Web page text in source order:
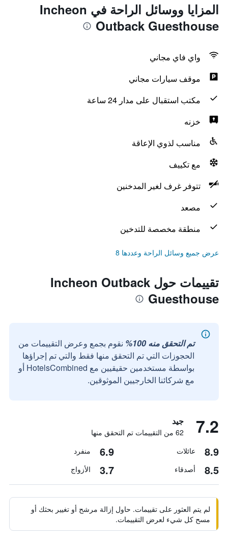
المزايا ووسائل الراحة في Incheon
Outback Guesthouse
واي فاي مجاني
موقف سيارات مجاني
مكتب استقبال على مدار 24 ساعة
خزنه
مناسب لذوي الإعاقة
مع تكييف
تتوفر غرف لغير المدخنين
مصعد
منطقة مخصصة للتدخين
عرض جميع وسائل الراحة وعددها 8
تقييمات حول Incheon Outback
Guesthouse
تم التحقق منه 100%
نقوم بجمع وعرض التقييمات من
الحجوزات التي تم التحقق منها فقط والتي تم إجراؤها
بواسطة مستخدمين حقيقيين مع HotelsCombined أو
مع شركائنا الخارجيين الموثوقين.
7.2 جيد
62 من التقييمات تم التحقق منها
8.9 عائلات 6.9 منفرد
8.5 أصدقاء 3.7 الأزواج
لم يتم العثور على تقييمات. حاول إزالة مرشح أو تغيير بحثك أو
مسح كل شيء لعرض التقييمات.